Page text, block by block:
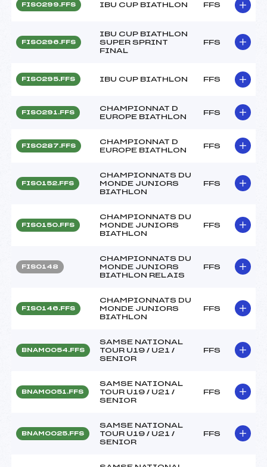
FIS0299.FFS IBU CUP BIATHLON FFS
FIS0296.FFS
IBU CUP BIATHLON
SUPER SPRINT
FINAL
FFS
FIS0295.FFS IBU CUP BIATHLON FFS
FIS0291.FFS
CHAMPIONNAT D
EUROPE BIATHLON
FFS
FIS0287.FFS
CHAMPIONNAT D
EUROPE BIATHLON
FFS
FIS0152.FFS
CHAMPIONNATS DU
MONDE JUNIORS
BIATHLON
FFS
FIS0150.FFS
CHAMPIONNATS DU
MONDE JUNIORS
BIATHLON
FFS
FIS0148
CHAMPIONNATS DU
MONDE JUNIORS
BIATHLON RELAIS
FFS
FIS0146.FFS
CHAMPIONNATS DU
MONDE JUNIORS
BIATHLON
FFS
BNAM0054.FFS
SAMSE NATIONAL
TOUR U19 / U21 /
SENIOR
FFS
BNAM0051.FFS
SAMSE NATIONAL
TOUR U19 / U21 /
SENIOR
FFS
BNAM0025.FFS
SAMSE NATIONAL
TOUR U19 / U21 /
SENIOR
FFS